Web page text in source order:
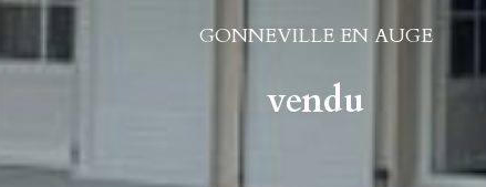
GONNEVILLE EN AUGE
vendu